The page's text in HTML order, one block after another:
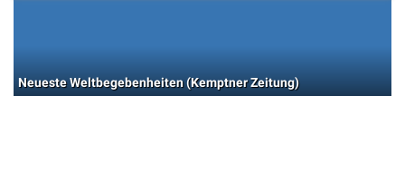
Neueste Weltbegebenheiten (Kemptner Zeitung)